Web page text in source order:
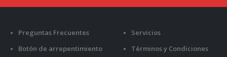
Preguntas Frecuentes
Botón de arrepentimiento
Servicios
Términos y Condiciones